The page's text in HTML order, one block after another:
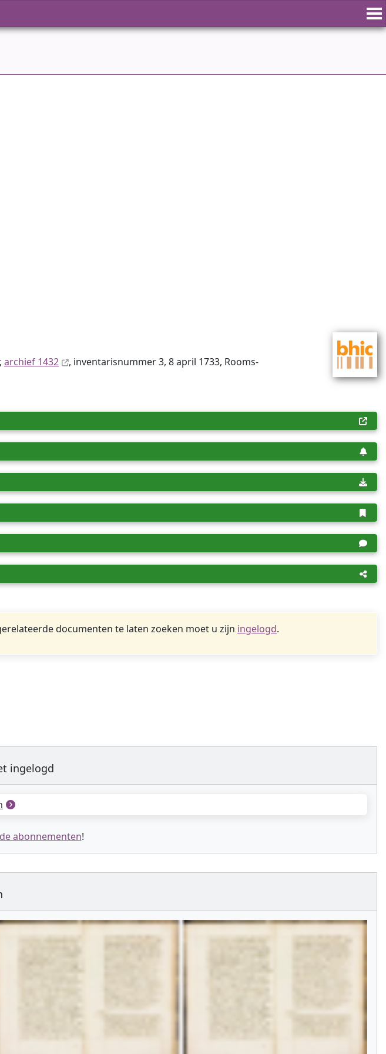
archief 1432
, inventaris­num­mer 3, 8 april 1733, Rooms-
documenten te laten zoeken moet u zijn ingelogd.
ingelogd
abonnementen!